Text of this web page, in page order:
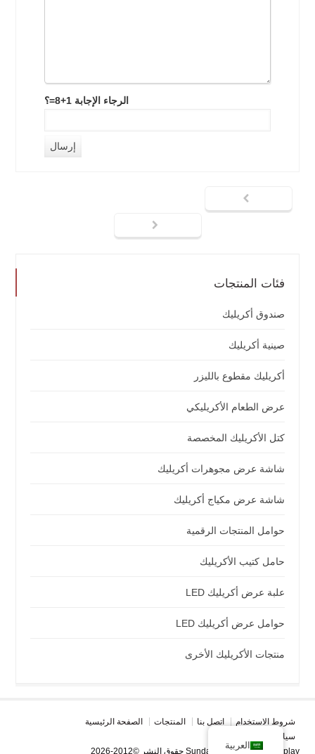
الرجاء الإجابة 1+8=؟
فئات المنتجات
صندوق أكريليك
صينية أكريليك
أكريليك مقطوع بالليزر
عرض الطعام الأكريليكي
كتل الأكريليك المخصصة
شاشة عرض مجوهرات أكريليك
شاشة عرض مكياج أكريليك
حوامل المنتجات الرقمية
حامل كتيب الأكريليك
علبة عرض أكريليك LED
حوامل عرض أكريليك LED
منتجات الأكريليك الأخرى
الصفحة الرئيسية المنتجات اتصل بنا
شروط الاستخدام
سياسة الخصوصية
حقوق النشر ©2012-2026 Sunday Knight Acrylic Display
العربية